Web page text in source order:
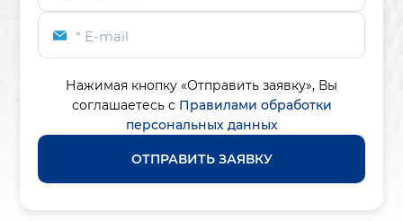
* E-mail
Нажимая кнопку «Отправить заявку», Вы
соглашаетесь с Правилами обработки
персональных данных
ОТПРАВИТЬ ЗАЯВКУ